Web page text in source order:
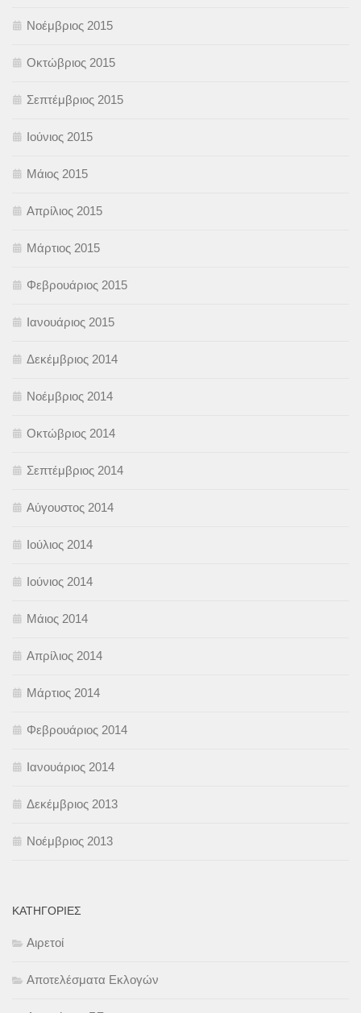
Νοέμβριος 2015
Οκτώβριος 2015
Σεπτέμβριος 2015
Ιούνιος 2015
Μάιος 2015
Απρίλιος 2015
Μάρτιος 2015
Φεβρουάριος 2015
Ιανουάριος 2015
Δεκέμβριος 2014
Νοέμβριος 2014
Οκτώβριος 2014
Σεπτέμβριος 2014
Αύγουστος 2014
Ιούλιος 2014
Ιούνιος 2014
Μάιος 2014
Απρίλιος 2014
Μάρτιος 2014
Φεβρουάριος 2014
Ιανουάριος 2014
Δεκέμβριος 2013
Νοέμβριος 2013
KΑΤΗΓΟΡΊΕΣ
Αιρετοί
Αποτελέσματα Εκλογών